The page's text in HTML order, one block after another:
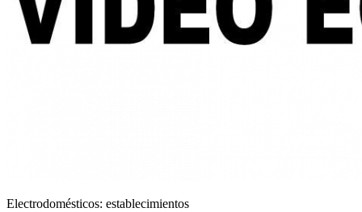
Electrodomésticos: establecimientos